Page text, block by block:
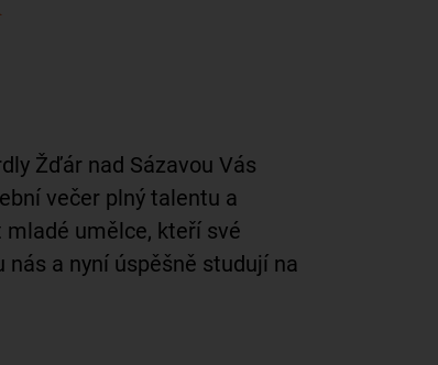
Žďár nad Sázavou Vás
večer plný talentu a
umělce, kteří své
a nyní úspěšně studují na